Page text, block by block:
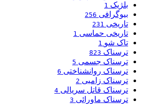
بلژیک 1
بیوگرافی 256
تاریخی 231
تاریخی حماسی 1
تاک شو 1
ترسناک 823
ترسناک جسمی 5
ترسناک روانشناختی 6
ترسناک زامبی 2
ترسناک قاتل سریالی 4
ترسناک ماورائی 3